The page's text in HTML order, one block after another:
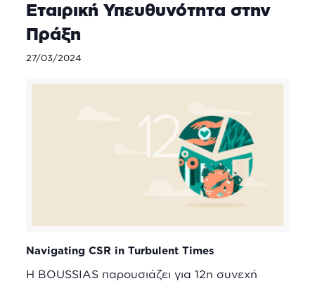
Εταιρική Υπευθυνότητα στην
Πράξη
27/03/2024
Navigating CSR in Turbulent Times
H BOUSSIAS παρουσιάζει για 12η συνεχή